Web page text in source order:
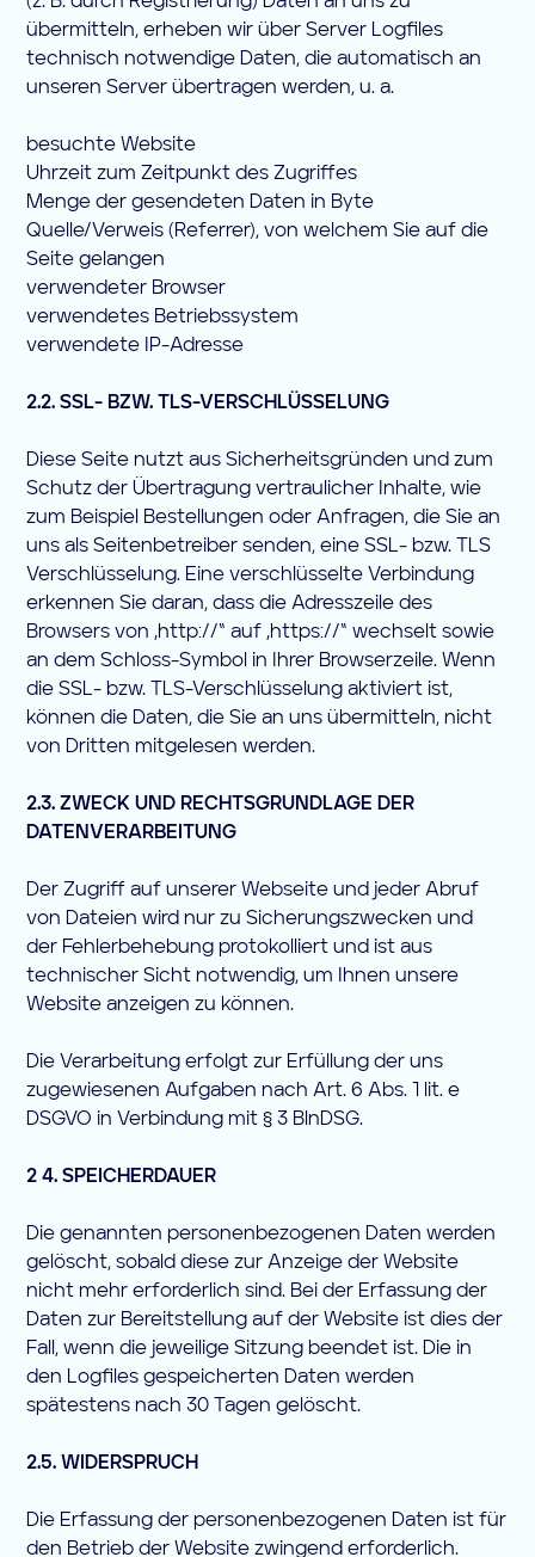
übermitteln, erheben wir über Server Logfiles
technisch notwendige Daten, die automatisch an
unseren Server übertragen werden, u. a.
besuchte Website
Uhrzeit zum Zeitpunkt des Zugriffes
Menge der gesendeten Daten in Byte
Quelle/Verweis (Referrer), von welchem Sie auf die
Seite gelangen
verwendeter Browser
verwendetes Betriebssystem
verwendete IP-Adresse
2.2. SSL- BZW. TLS-VERSCHLÜSSELUNG
Diese Seite nutzt aus Sicherheitsgründen und zum
Schutz der Übertragung vertraulicher Inhalte, wie
zum Beispiel Bestellungen oder Anfragen, die Sie an
uns als Seitenbetreiber senden, eine SSL- bzw. TLS
Verschlüsselung. Eine verschlüsselte Verbindung
erkennen Sie daran, dass die Adresszeile des
Browsers von „http://“ auf „https://“ wechselt sowie
an dem Schloss-Symbol in Ihrer Browserzeile. Wenn
die SSL- bzw. TLS-Verschlüsselung aktiviert ist,
können die Daten, die Sie an uns übermitteln, nicht
von Dritten mitgelesen werden.
2.3. ZWECK UND RECHTSGRUNDLAGE DER
DATENVERARBEITUNG
Der Zugriff auf unserer Webseite und jeder Abruf
von Dateien wird nur zu Sicherungszwecken und
der Fehlerbehebung protokolliert und ist aus
technischer Sicht notwendig, um Ihnen unsere
Website anzeigen zu können.
Die Verarbeitung erfolgt zur Erfüllung der uns
zugewiesenen Aufgaben nach Art. 6 Abs. 1 lit. e
DSGVO in Verbindung mit § 3 BlnDSG.
2 4. SPEICHERDAUER
Die genannten personenbezogenen Daten werden
gelöscht, sobald diese zur Anzeige der Website
nicht mehr erforderlich sind. Bei der Erfassung der
Daten zur Bereitstellung auf der Website ist dies der
Fall, wenn die jeweilige Sitzung beendet ist. Die in
den Logfiles gespeicherten Daten werden
spätestens nach 30 Tagen gelöscht.
2.5. WIDERSPRUCH
Die Erfassung der personenbezogenen Daten ist für
den Betrieb der Website zwingend erforderlich.